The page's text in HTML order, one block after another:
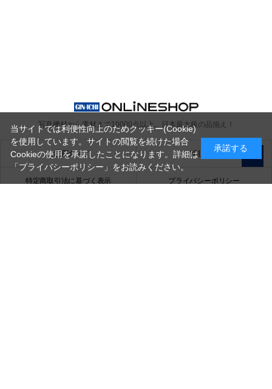
写真機材から素材まで10000点以上。 日本最大級の品揃え！
ご利用ガイド ご利用規約
特定商取引法に基づく表示 プライバシーポリシー
当サイトでは利便性向上のためクッキー(Cookie)
を使用しています。サイトの閲覧を続けた場合
Cookieの使用を承諾したことになります。詳細は
「プライバシーポリシー」 をお読みください。
承諾する